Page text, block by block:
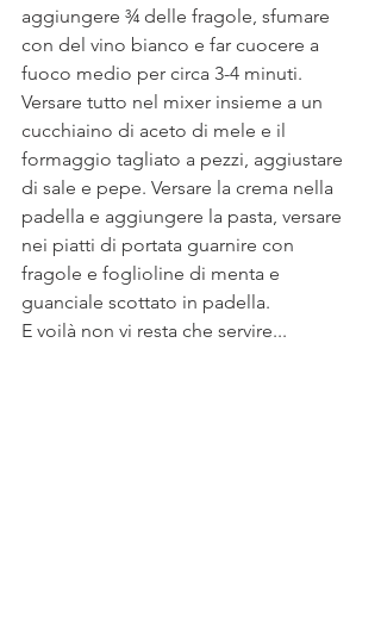
aggiungere ¾ delle fragole, sfumare
con del vino bianco e far cuocere a
fuoco medio per circa 3-4 minuti.
Versare tutto nel mixer insieme a un
cucchiaino di aceto di mele e il
formaggio tagliato a pezzi, aggiustare
di sale e pepe. Versare la crema nella
padella e aggiungere la pasta, versare
nei piatti di portata guarnire con
fragole e foglioline di menta e
guanciale scottato in padella.
E voilà non vi resta che servire...